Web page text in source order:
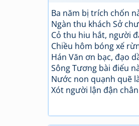
Ba năm bị trích chốn
Ngàn thu khách Sở
Cỏ thu hiu hắt, người
Chiều hôm bóng xế
Hán Văn ơn bạc, đạo
Sông Tương bài điếu
Nước non quạnh quẽ
Xót người lận đận